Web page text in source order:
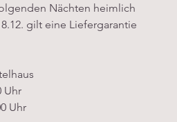
Nächten heimlich
gilt eine Liefergarantie
Uhr
Uhr